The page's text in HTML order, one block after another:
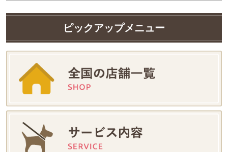
ピックアップメニュー